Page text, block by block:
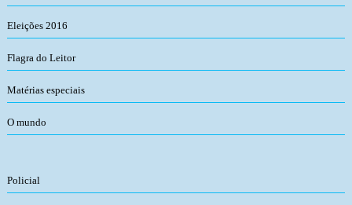
Eleições 2016
Flagra do Leitor
Matérias especiais
O mundo
Policial